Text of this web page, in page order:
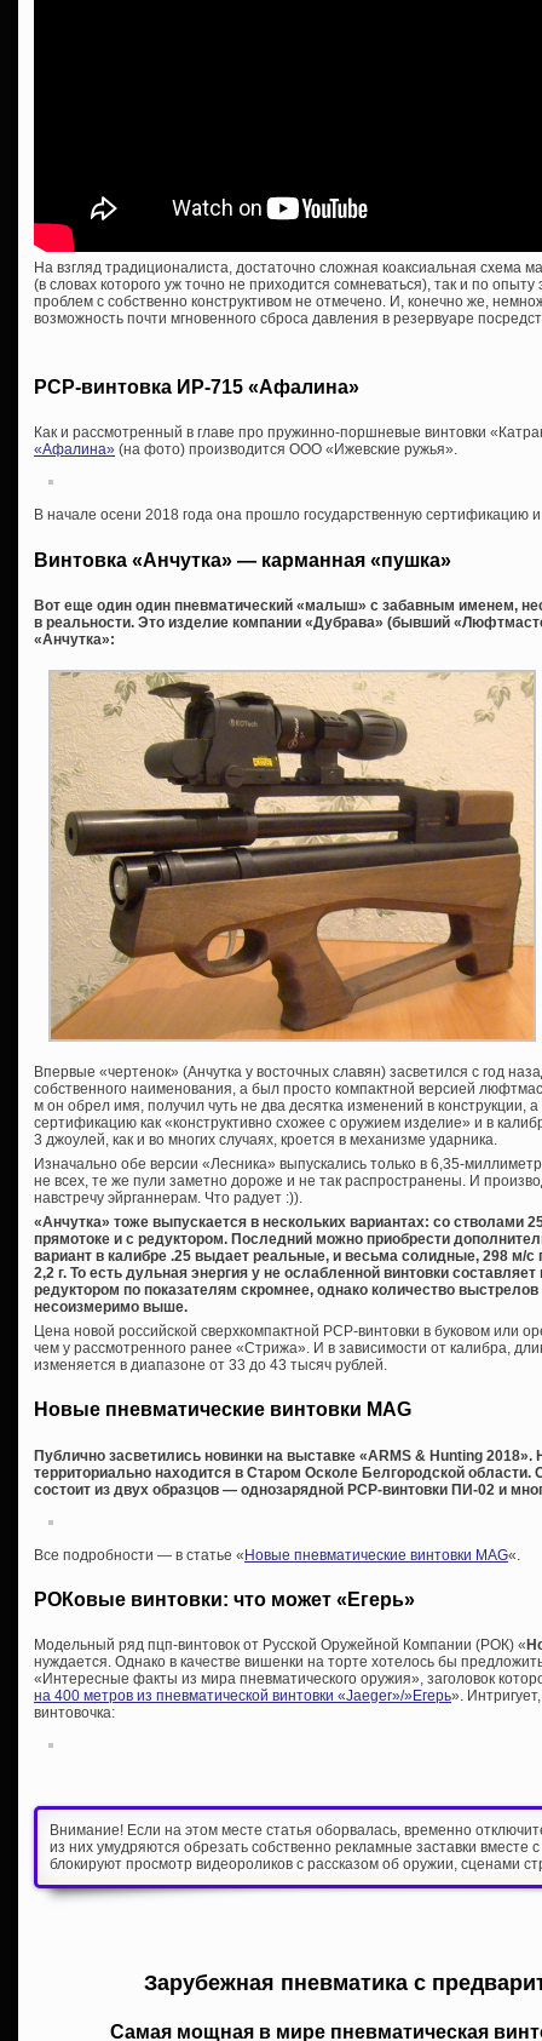
На взгляд традиционалиста, достаточно сложная коаксиальная схема
(в словах которого уж точно не приходится сомневаться), так и по
проблем с собственно конструктивом не отмечено. И, конечно же,
возможность почти мгновенного сброса давления в резервуаре
PCP-винтовка ИР-715 «Афалина»
Как и рассмотренный в главе про пружинно-поршневые винтовки
«Афалина» (на фото) производится ООО «Ижевские ружья».
В начале осени 2018 года она прошло государственную сертификацию
Винтовка «Анчутка» — карманная «пушка»
Вот еще один один пневматический «малыш» с забавным именем,
в реальности. Это изделие компании «Дубрава» (бывший
«Анчутка»:
Впервые «чертенок» (Анчутка у восточных славян) засветился с год
собственного наименования, а был просто компактной версией
м он обрел имя, получил чуть не два десятка изменений в конструкции,
сертификацию как «конструктивно схожее с оружием изделие» и в
3 джоулей, как и во многих случаях, кроется в механизме ударника.
Изначально обе версии «Лесника» выпускались только в 6,35-
не всех, те же пули заметно дороже и не так распространены. И
навстречу эйрганнерам. Что радует :)).
«Анчутка» тоже выпускается в нескольких вариантах: со стволами
прямотоке и с редуктором. Последний можно приобрести
вариант в калибре .25 выдает реальные, и весьма солидные, 298 м/
2,2 г. То есть дульная энергия у не ослабленной винтовки
редуктором по показателям скромнее, однако количество
несоизмеримо выше.
Цена новой российской сверхкомпактной PCP-винтовки в буковом или
чем у рассмотренного ранее «Стрижа». И в зависимости от калибра,
изменяется в диапазоне от 33 до 43 тысяч рублей.
Новые пневматические винтовки MAG
Публично засветились новинки на выставке «ARMS & Hunting 2018».
территориально находится в Старом Осколе Белгородской
состоит из двух образцов — однозарядной PCP-винтовки ПИ-02 и
Все подробности — в статье «Новые пневматические винтовки MAG«.
РОКовые винтовки: что может «Егерь»
Модельный ряд пцп-винтовок от Русской Оружейной Компании (РОК) «
нуждается. Однако в качестве вишенки на торте хотелось бы
«Интересные факты из мира пневматического оружия», заголовок
на 400 метров из пневматической винтовки «Jaeger»/»Егерь».
винтовочка:
Внимание! Если на этом месте статья оборвалась, временно
из них умудряются обрезать собственно рекламные заставки вместе
блокируют просмотр видеороликов с рассказом об оружии, сценами
Зарубежная пневматика с
Самая мощная в мире пневматическая